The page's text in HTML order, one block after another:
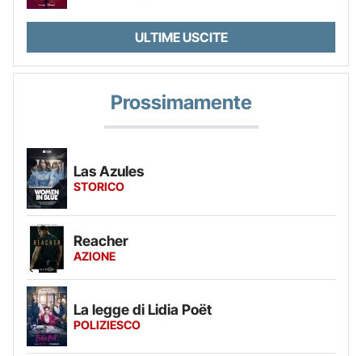
ULTIME USCITE
Prossimamente
Las Azules
STORICO
Reacher
AZIONE
La legge di Lidia Poët
POLIZIESCO